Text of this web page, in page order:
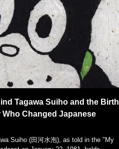
Tagawa Suiho and the Birth
Changed Japanese
Suiho (田河水泡), as told in the "My